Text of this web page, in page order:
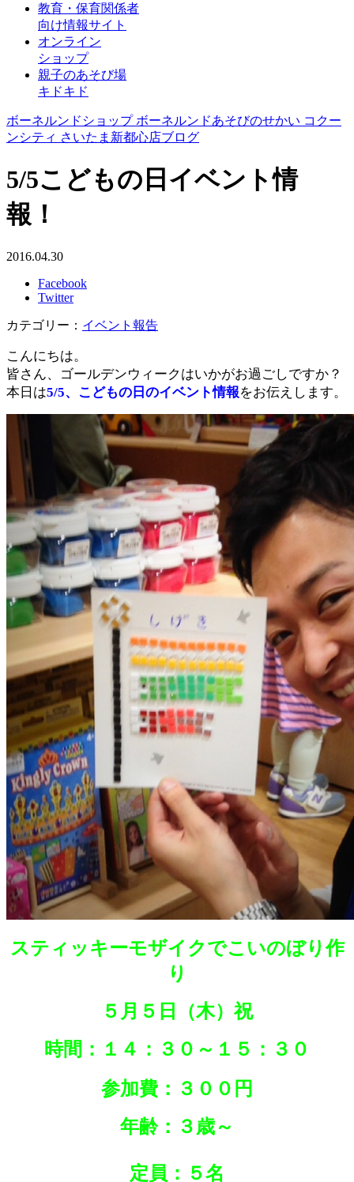
教育・保育関係者
向け情報サイト
オンライン
ショップ
親子のあそび場
キドキド
ボーネルンドショップ ボーネルンドあそびのせかい コクー
ンシティ さいたま新都心店ブログ
5/5こどもの日イベント情
報！
2016.04.30
Facebook
Twitter
カテゴリー： イベント報告
こんにちは。
皆さん、ゴールデンウィークはいかがお過ごしですか？
本日は5/5、こどもの日のイベント情報をお伝えします。
スティッキーモザイクでこいのぼり作
り
５月５日（木）祝
時間：１４：３０～１５：３０
参加費：３００円
年齢：３歳～
定員：５名